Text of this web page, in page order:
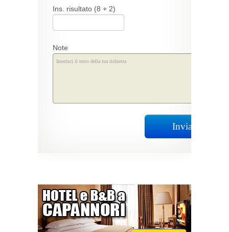
Ins. risultato (8 + 2)
Note
Invia